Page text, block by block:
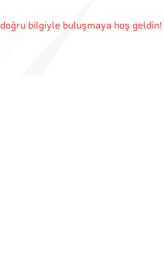
doğru bilgiyle buluşmaya hoş geldin!